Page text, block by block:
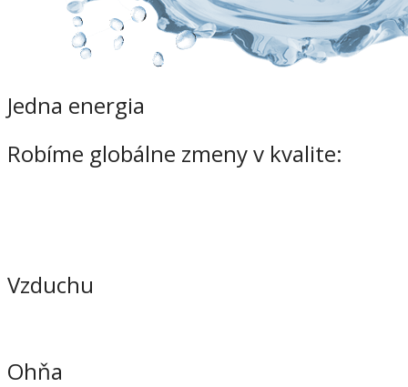
Jedna energia
Robíme globálne zmeny v kvalite:
Vzduchu
Ohňa